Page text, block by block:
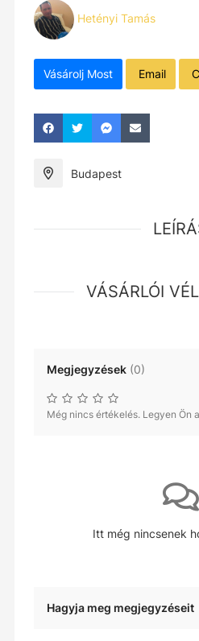
Hetényi Tamás
Vásárolj Most Email
Budapest
VÁSÁRLÓI
Megjegyzések (0)
Még nincs értékelés. Legyen Ön
Itt még nincsenek
Hagyja meg megjegyzéseit